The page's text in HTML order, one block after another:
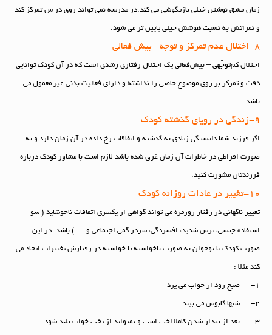
زمان مشق نوشتن خیلی بازیگوشی می کند.در مدرسه نمی تواند روی در س تمرکز کند
و نمراتش به نسبت هوشش خیلی پایین تر می شود.
اختلال کم‌توجّهی – بیش‌فعالی یک اختلال رفتاری رشدی است که در آن کودک توانایی
دقت و تمرکز بر روی موضوع خاصی را نداشته و دارای فعالیت بدنی غیر معمول می
باشد.
اگر فرزند شما دلبستگی زیادی به گذشته و اتفاقات رخ داده در آن زمان دارد و به
صورت افراطی در خاطرات آن زمان غرق شده باشد لازم است با مشاور کودک درباره
فرزندتان مشورت کنید.
تغییر ناگهانی در رفتار روزمره می تواند گواهی از یکسری اتفاقات ناخوشاید ( سو
استفاده جنسی، ترس شدید، افسردگی، سردر گمی اجتماعی و … ) باشد. در این
صورت کودک یا نوجوان به صورت ناخواسته یا خواسته در رفتارش تغییرات ایجاد می
کند مثلا :